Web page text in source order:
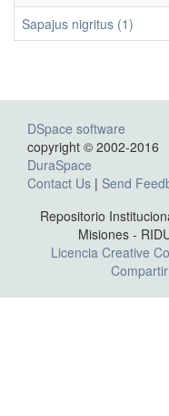
Sapajus nigritus (1)
DSpace software
copyright © 2002-2016
DuraSpace
Contact Us | Send
Repositorio
Misiones -
Licencia Creative